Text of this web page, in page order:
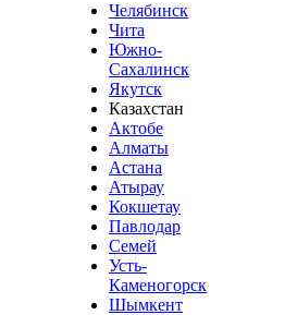
Челябинск
Чита
Южно-
Сахалинск
Якутск
Казахстан
Актобе
Алматы
Астана
Атырау
Кокшетау
Павлодар
Семей
Усть-
Каменогорск
Шымкент